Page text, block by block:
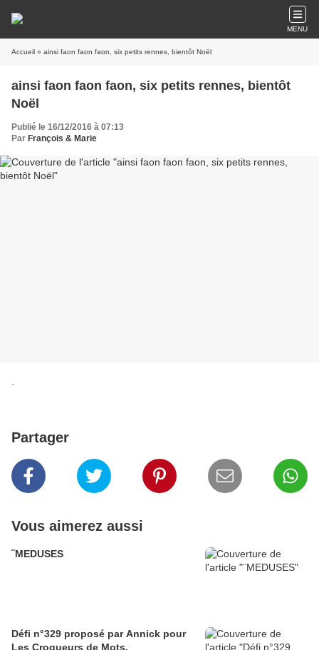
MENU
Accueil » ainsi faon faon faon, six petits rennes, bientôt Noël
ainsi faon faon faon, six petits rennes, bientôt
Noël
Publié le 16/12/2016 à 07:13
Par François & Marie
Partager
Vous aimerez aussi
¨MEDUSES
Défi n°329 proposé par Annick pour
Les Croqueurs de Mots.